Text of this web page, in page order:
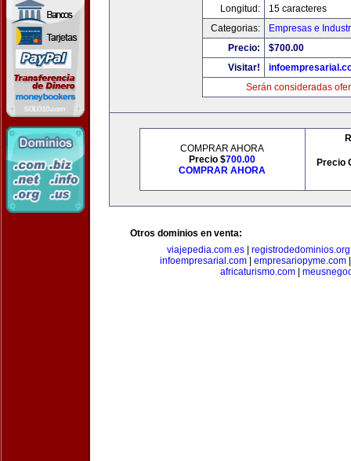
Longitud:
15 caracteres
Categorias:
Empresas e
Precio:
$700.00
Visitar!
Serán consideradas
COMPRAR AHORA
Precio $700.00
COMPRAR AHORA
Precio
Otros dominios en venta:
viajepedia.com.es| registrodedominios.org
infoempresarial.com| empresariopyme.com
africaturismo.com|